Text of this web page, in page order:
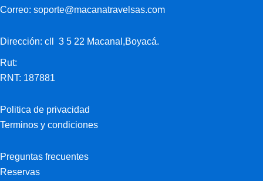
Correo: soporte@macanatravelsas.com
Dirección: cll 3 5 22 Macanal,Boyacá.
Rut:
RNT: 187881
Politica de privacidad
Terminos y condiciones
Preguntas frecuentes
Reservas